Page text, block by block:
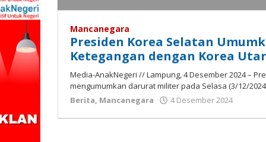
Mancanegara
Presiden Korea Selatan
Ketegangan dengan Korea
Media-AnakNegeri // Lampung, 4 Desember 2024 –
mengumumkan darurat militer pada Selasa (3/12/
Berita, Mancanegara 4 Desember 2024
Anak